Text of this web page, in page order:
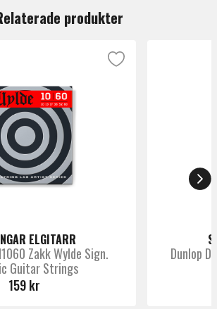
produkter
ELGITARR
Zakk Wylde Sign.
Guitar Strings
159 kr
Dunlop